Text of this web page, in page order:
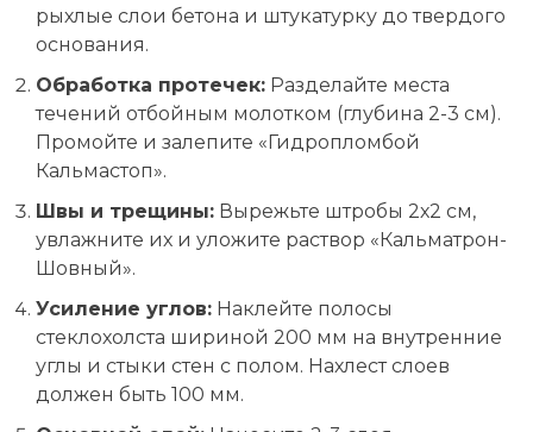
рыхлые слои бетона и штукатурку до твердого
основания.
Обработка протечек: Разделайте места
течений отбойным молотком (глубина 2-3 см).
Промойте и залепите «Гидропломбой
Кальмастоп».
Швы и трещины: Вырежьте штробы 2х2 см,
увлажните их и уложите раствор «Кальматрон-
Шовный».
Усиление углов: Наклейте полосы
стеклохолста шириной 200 мм на внутренние
углы и стыки стен с полом. Нахлест слоев
должен быть 100 мм.